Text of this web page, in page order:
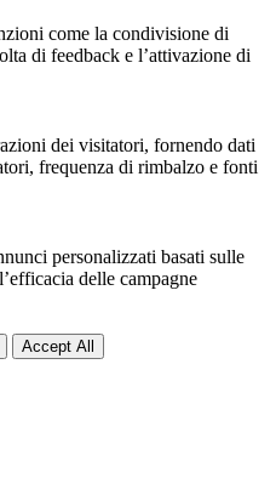
come la condivisione di
di feedback e l’attivazione di
dei visitatori, fornendo dati
frequenza di rimbalzo e fonti
personalizzati basati sulle
delle campagne
Accept All